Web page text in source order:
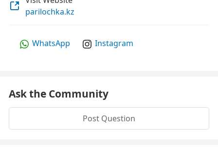
parilochka.kz
WhatsApp Instagram
Ask the Community
Post Question